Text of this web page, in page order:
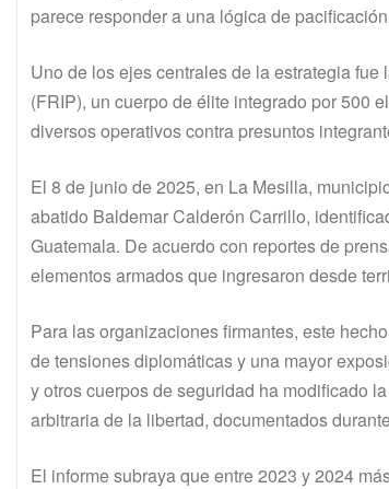
parece responder a una lógica de
Uno de los ejes centrales de la estrategia
(FRIP), un cuerpo de élite integrado por 500
diversos operativos contra presuntos
El 8 de junio de 2025, en La Mesilla,
abatido Baldemar Calderón Carrillo,
Guatemala. De acuerdo con reportes de
elementos armados que ingresaron desde
Para las organizaciones firmantes, este
de tensiones diplomáticas y una mayor
y otros cuerpos de seguridad ha modificado
arbitraria de la libertad, documentados
El informe subraya que entre 2023 y 2024